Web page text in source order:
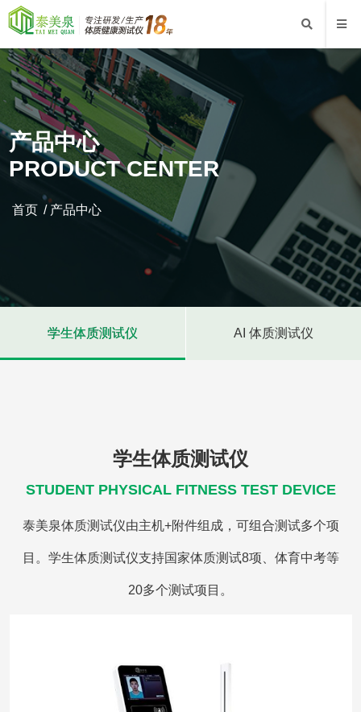
产品中心
PRODUCT CENTER
首页 / 产品中心
学生体质测试仪 AI 体质测试仪
学生体质测试仪
STUDENT PHYSICAL FITNESS TEST DEVICE
泰美泉体质测试仪由主机+附件组成，可组合测试多个项
目。学生体质测试仪支持国家体质测试8项、体育中考等
20多个测试项目。